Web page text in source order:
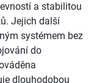
a stabilitou
Jejich další
systémem bez
do
dlouhodobou